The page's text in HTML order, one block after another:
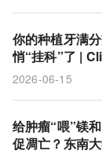
你的种植牙满
悄“挂科”了 |
s
2026-06-15
给肿瘤“喂”镁
促凋亡？东南